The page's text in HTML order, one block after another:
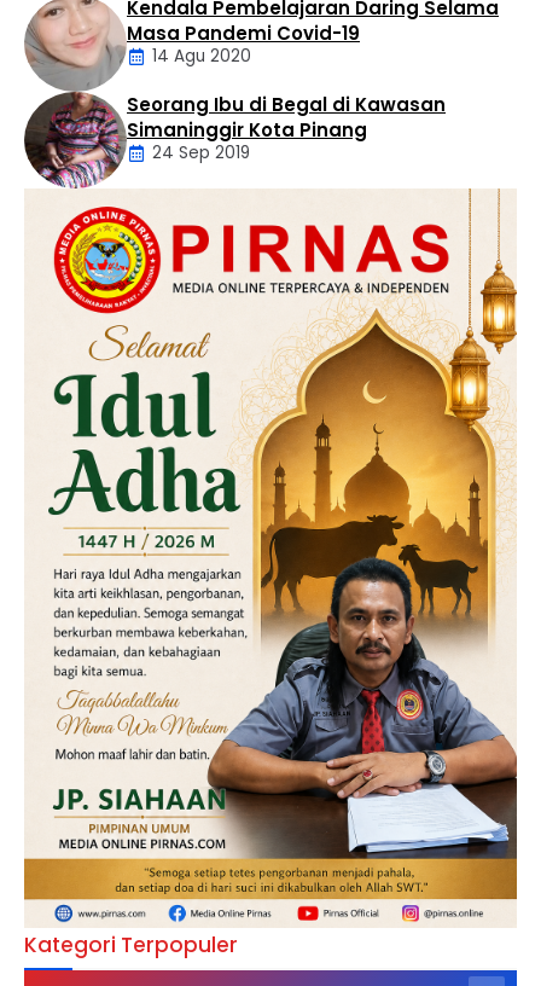
Daerah
Artikel
Kendala Pembelajaran Daring Selama
Masa Pandemi Covid-19
14 Agu 2020
Daerah
Hukum
Kriminal
Labusel
Seorang Ibu di Begal di Kawasan
Simaninggir Kota Pinang
24 Sep 2019
Kategori Terpopuler